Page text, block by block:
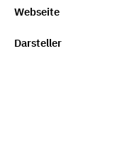
Webseite
Darsteller